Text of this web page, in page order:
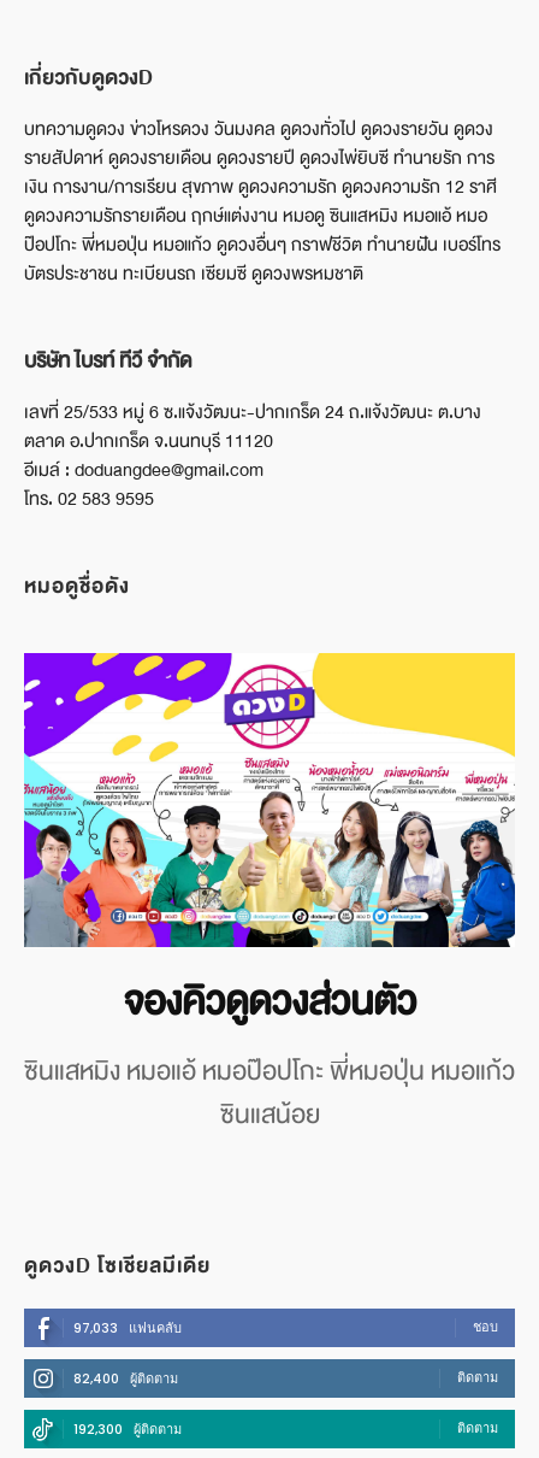
เกี่ยวกับดูดวงD
บทความดูดวง ข่าวโหรดวง วันมงคล ดูดวงทั่วไป ดูดวงรายวัน ดูดวง
รายสัปดาห์ ดูดวงรายเดือน ดูดวงรายปี ดูดวงไพ่ยิบซี ทำนายรัก การ
เงิน การงาน/การเรียน สุขภาพ ดูดวงความรัก ดูดวงความรัก 12 ราศี
ดูดวงความรักรายเดือน ฤกษ์แต่งงาน หมอดู ซินแสหมิง หมอแอ้ หมอ
ป๊อปโกะ พี่หมอปุ่น หมอแก้ว ดูดวงอื่นๆ กราฟชีวิต ทำนายฝัน เบอร์โทร
บัตรประชาชน ทะเบียนรถ เซียมซี ดูดวงพรหมชาติ
บริษัท ไบรท์ ทีวี จำกัด
เลขที่ 25/533 หมู่ 6 ซ.แจ้งวัฒนะ-ปากเกร็ด 24 ถ.แจ้งวัฒนะ ต.บาง
ตลาด อ.ปากเกร็ด จ.นนทบุรี 11120
อีเมล์ : doduangdee@gmail.com
โทร. 02 583 9595
หมอดูชื่อดัง
จองคิวดูดวงส่วนตัว
ซินแสหมิง หมอแอ้ หมอป๊อปโกะ พี่หมอปุ่น หมอแก้ว
ซินแสน้อย
ดูดวงD โซเชียลมีเดีย
97,033 แฟนคลับ ชอบ
82,400 ผู้ติดตาม ติดตาม
192,300 ผู้ติดตาม ติดตาม